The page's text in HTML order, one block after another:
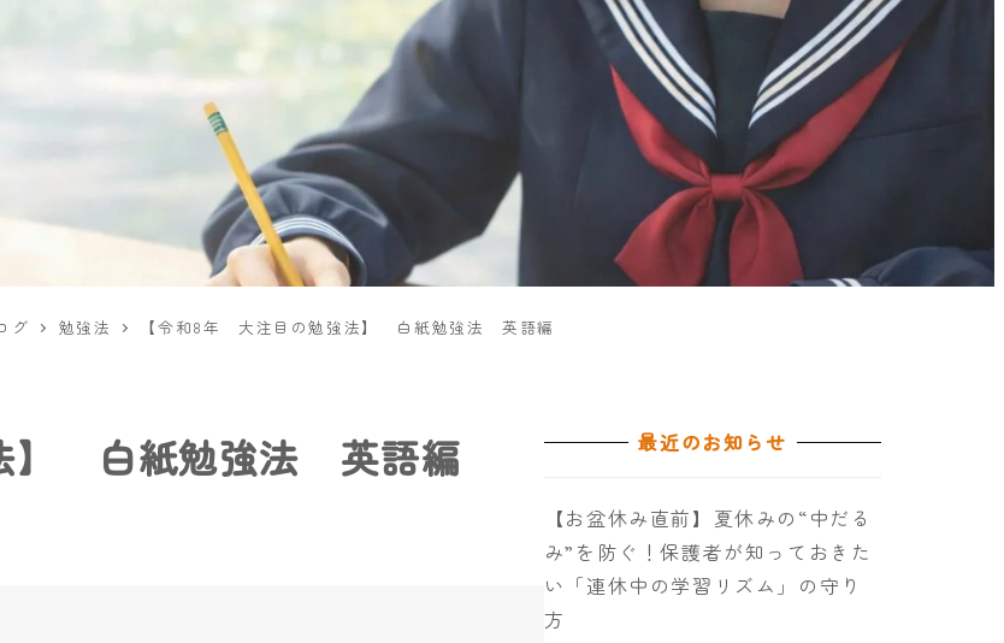
グ 勉強法 【令和8年 大注目の勉強法】 白紙勉強法 英語編
】 白紙勉強法 英語編 最近のお知らせ
【お盆休み直前】夏休みの“中だる
み”を防ぐ！保護者が知っておきた
い「連休中の学習リズム」の守り
方